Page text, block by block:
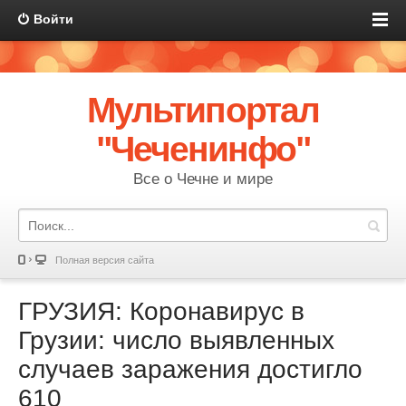
Войти
Мультипортал
"Чеченинфо"
Все о Чечне и мире
Полная версия сайта
ГРУЗИЯ: Коронавирус в
Грузии: число выявленных
случаев заражения достигло
610